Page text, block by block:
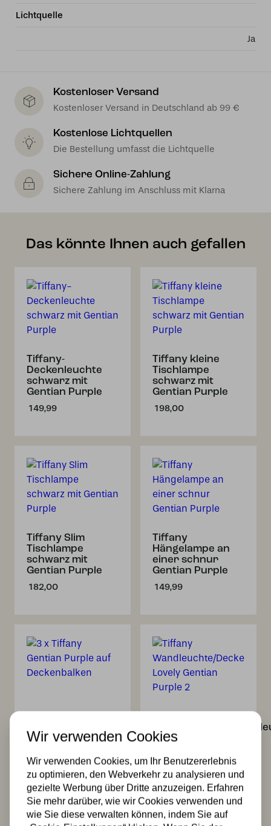
Lichtquelle
Ja
Kostenloser Versand
Kostenloser Versand in Deutschland ab 99 €
Kostenlose Lichtquellen
Die Bestellung umfasst die Lichtquelle
Sichere Online-Zahlung
Sichere Zahlung im Anschluss mit Klarna
Das könnte Ihnen auch gefallen
Tiffany-
Deckenleuchte
schwarz mit
Gentian Purple
149,99
Tiffany kleine
Tischlampe
schwarz mit
Gentian Purple
198,00
Tiffany Slim
Tischlampe
schwarz mit
Gentian Purple
182,00
Tiffany
Hängelampe an
einer schnur
Gentian Purple
149,99
auf Deckenbalken
499,99
Wandleuchte/
Lovely Gentian
397,00
Wir verwenden Cookies
Wir verwenden Cookies, um Ihr Benutzererlebnis
zu optimieren, den Webverkehr zu analysieren und
gezielte Werbung über Dritte anzuzeigen. Erfahren
Sie mehr darüber, wie wir Cookies verwenden und
wie Sie diese verwalten können, indem Sie auf